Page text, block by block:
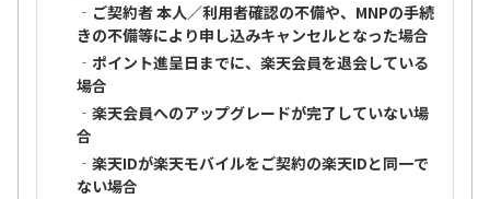
‐ご契約者 本人／利用者確認の不備や、MNPの手続
きの不備等により申し込みキャンセルとなった場合
‐ポイント進呈日までに、楽天会員を退会している
場合
‐楽天会員へのアップグレードが完了していない場
合
‐楽天IDが楽天モバイルをご契約の楽天IDと同一で
ない場合